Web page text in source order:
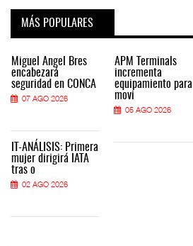
MÁS POPULARES
Miguel Ángel Bres
encabezará
seguridad en CONCA
07 AGO 2026
IT-ANÁLISIS: Primera
mujer dirigirá IATA
tras o
02 AGO 2026
APM Terminals
incrementa
equipamiento para
movi
05 AGO 2026